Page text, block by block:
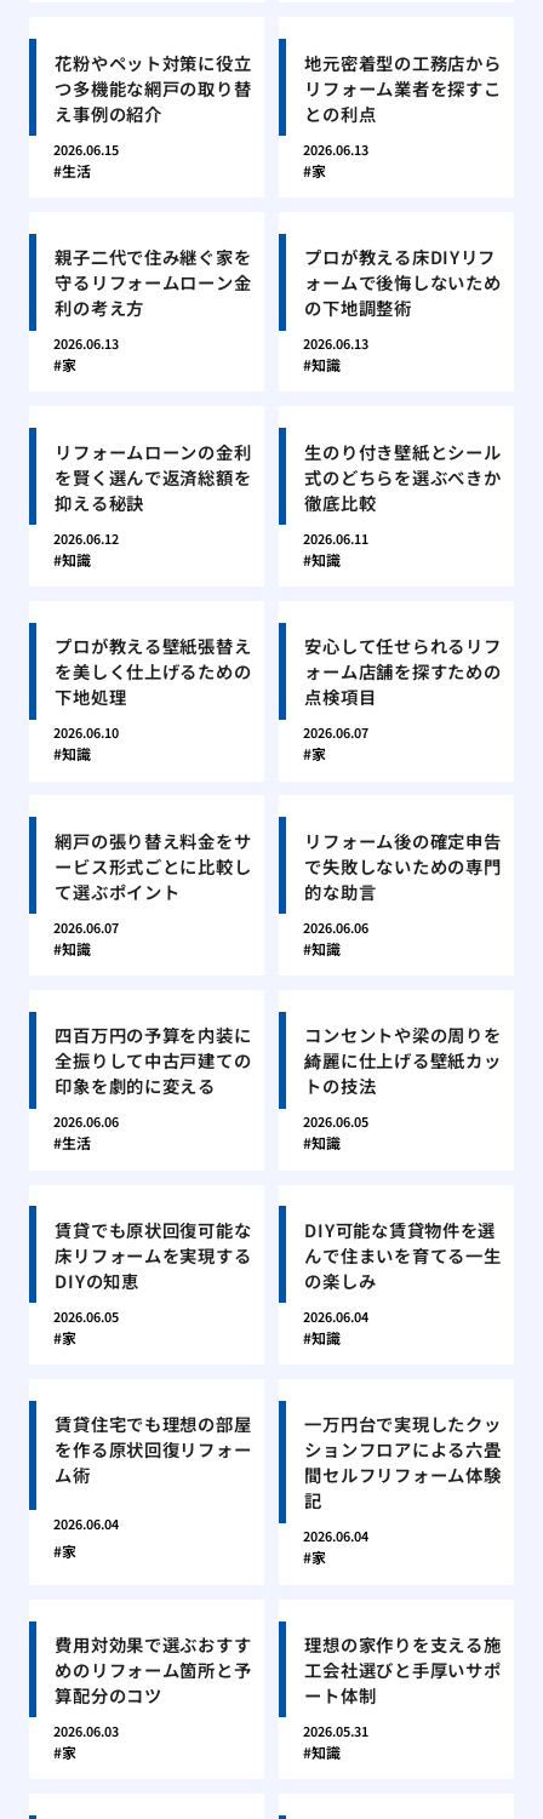
花粉やペット対策に役立
つ多機能な網戸の取り替
え事例の紹介
2026.06.15
生活
地元密着型の工務店から
リフォーム業者を探すこ
との利点
2026.06.13
家
親子二代で住み継ぐ家を
守るリフォームローン金
利の考え方
2026.06.13
家
プロが教える床DIYリフ
ォームで後悔しないため
の下地調整術
2026.06.13
知識
リフォームローンの金利
を賢く選んで返済総額を
抑える秘訣
2026.06.12
知識
生のり付き壁紙とシール
式のどちらを選ぶべきか
徹底比較
2026.06.11
知識
プロが教える壁紙張替え
を美しく仕上げるための
下地処理
2026.06.10
知識
安心して任せられるリフ
ォーム店舗を探すための
点検項目
2026.06.07
家
網戸の張り替え料金をサ
ービス形式ごとに比較し
て選ぶポイント
2026.06.07
知識
リフォーム後の確定申告
で失敗しないための専門
的な助言
2026.06.06
知識
四百万円の予算を内装に
全振りして中古戸建ての
印象を劇的に変える
2026.06.06
生活
コンセントや梁の周りを
綺麗に仕上げる壁紙カッ
トの技法
2026.06.05
知識
賃貸でも原状回復可能な
床リフォームを実現する
DIYの知恵
2026.06.05
家
DIY可能な賃貸物件を選
んで住まいを育てる一生
の楽しみ
2026.06.04
知識
賃貸住宅でも理想の部屋
を作る原状回復リフォー
ム術
2026.06.04
家
一万円台で実現したクッ
ションフロアによる六畳
間セルフリフォーム体験
記
2026.06.04
家
費用対効果で選ぶおすす
めのリフォーム箇所と予
算配分のコツ
2026.06.03
家
理想の家作りを支える施
工会社選びと手厚いサポ
ート体制
2026.05.31
知識